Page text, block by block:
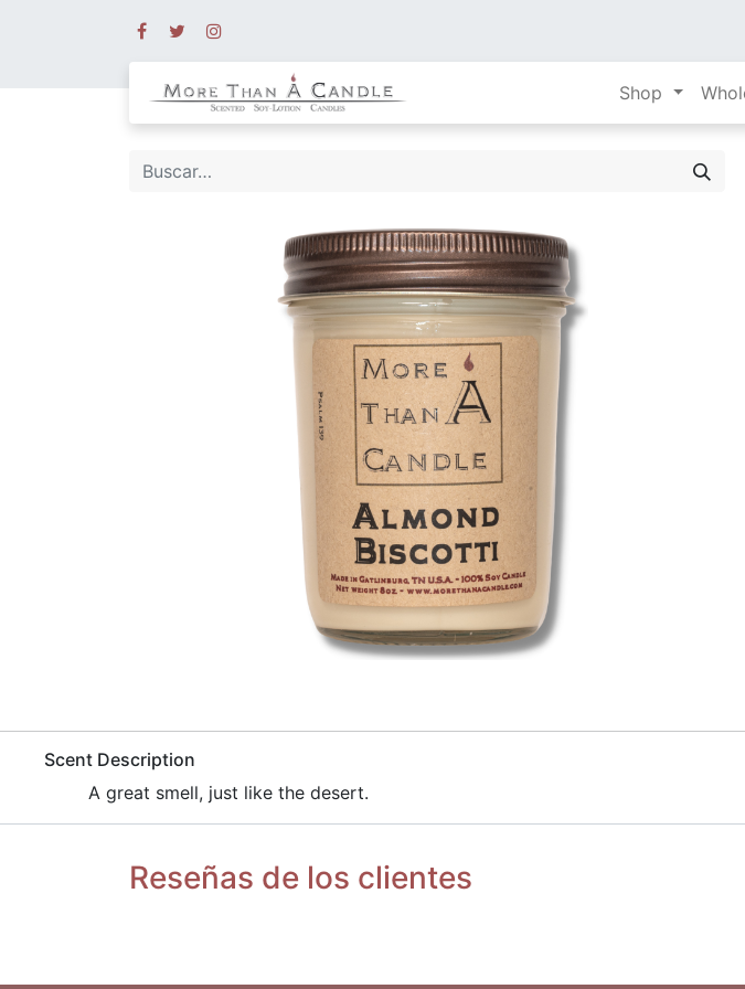
Shop
​Scent Description
​A great smell, just like the desert.
Reseñas de los clientes